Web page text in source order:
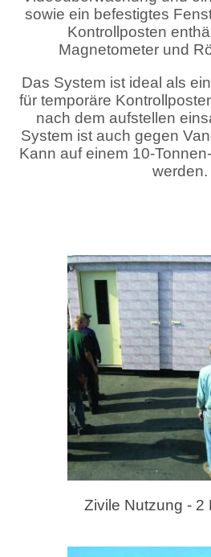
sowie ein befestigtes
Kontrollposten
Magnetometer und
Das System ist ideal als
für temporäre
nach dem aufstellen
System ist auch gegen
Kann auf einem 10-
werden.
Zivile Nutzung - 2